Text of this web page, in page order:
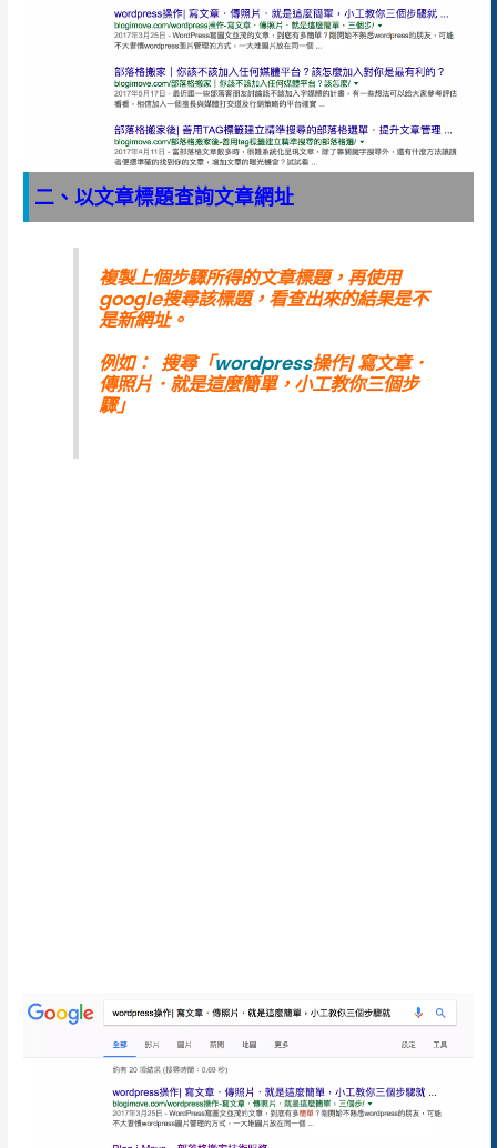
二、以文章標題查詢文章網址
複製上個步驟所得的文章標題，再使用
google搜尋該標題，看查出來的結果是不
是新網址。
例如： 搜尋「wordpress操作| 寫文章．
傳照片．就是這麼簡單，小工教你三個步
驟」